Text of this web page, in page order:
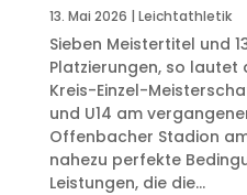
13. Mai 2026 | Leichtathletik
Sieben Meistertitel und
Platzierungen, so lautet
Kreis-Einzel-
und U14 am
Offenbacher Stadion
nahezu perfekte
Leistungen, die die...